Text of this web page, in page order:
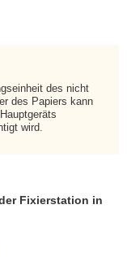
des nicht
des Papiers kann
wird.
Fixierstation in